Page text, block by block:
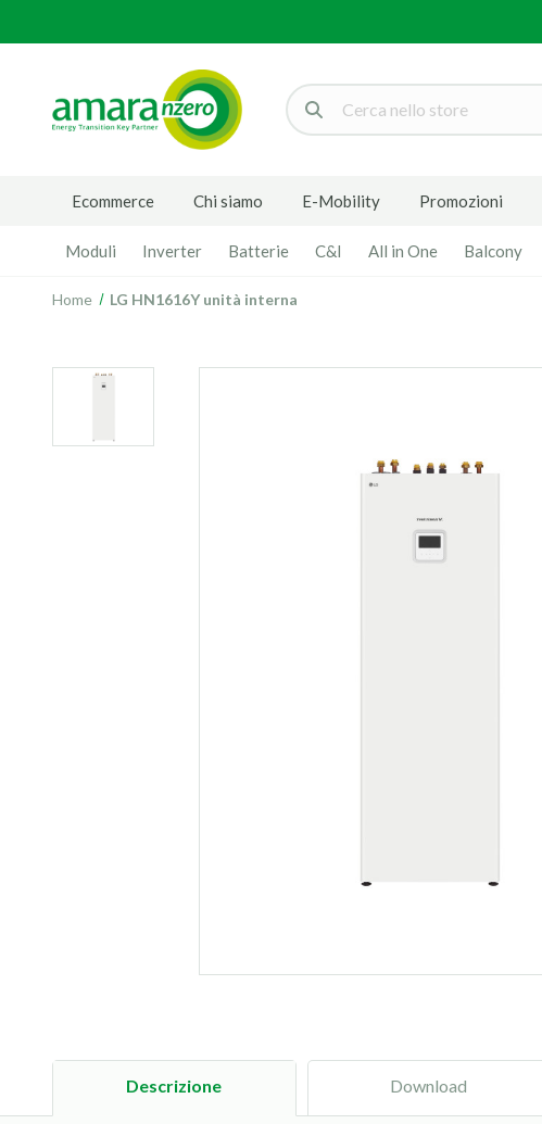
Cerca
Ecommerce Chi siamo E-Mobility Promozioni
Moduli Inverter Batterie C&I All in One Balcony
Home LG HN1616Y unità interna
Descrizione Download